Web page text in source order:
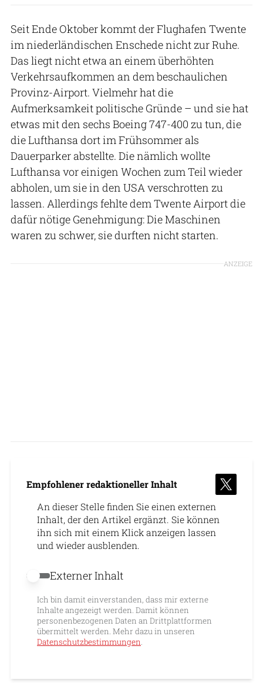
Seit Ende Oktober kommt der Flughafen Twente
im niederländischen Enschede nicht zur Ruhe.
Das liegt nicht etwa an einem überhöhten
Verkehrsaufkommen an dem beschaulichen
Provinz-Airport. Vielmehr hat die
Aufmerksamkeit politische Gründe – und sie hat
etwas mit den sechs Boeing 747-400 zu tun, die
die Lufthansa dort im Frühsommer als
Dauerparker abstellte. Die nämlich wollte
Lufthansa vor einigen Wochen zum Teil wieder
abholen, um sie in den USA verschrotten zu
lassen. Allerdings fehlte dem Twente Airport die
dafür nötige Genehmigung: Die Maschinen
waren zu schwer, sie durften nicht starten.
ANZEIGE
Empfohlener redaktioneller Inhalt
An dieser Stelle finden Sie einen externen
Inhalt, der den Artikel ergänzt. Sie können
ihn sich mit einem Klick anzeigen lassen
und wieder ausblenden.
Externer Inhalt erlauben
Externer Inhalt
Ich bin damit einverstanden, dass mir externe
Inhalte angezeigt werden. Damit können
personenbezogenen Daten an Drittplattformen
übermittelt werden. Mehr dazu in unseren
Datenschutzbestimmungen.